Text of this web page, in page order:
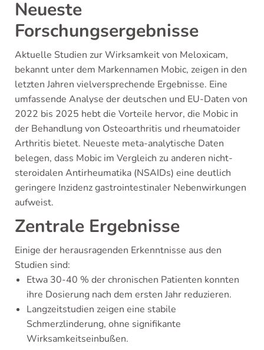
Neueste
Forschungsergebnisse
Aktuelle Studien zur Wirksamkeit von Meloxicam,
bekannt unter dem Markennamen Mobic, zeigen in den
letzten Jahren vielversprechende Ergebnisse. Eine
umfassende Analyse der deutschen und EU-Daten von
2022 bis 2025 hebt die Vorteile hervor, die Mobic in
der Behandlung von Osteoarthritis und rheumatoider
Arthritis bietet. Neueste meta-analytische Daten
belegen, dass Mobic im Vergleich zu anderen nicht-
steroidalen Antirheumatika (NSAIDs) eine deutlich
geringere Inzidenz gastrointestinaler Nebenwirkungen
aufweist.
Zentrale Ergebnisse
Einige der herausragenden Erkenntnisse aus den
Studien sind:
Etwa 30-40 % der chronischen Patienten konnten
ihre Dosierung nach dem ersten Jahr reduzieren.
Langzeitstudien zeigen eine stabile
Schmerzlinderung, ohne signifikante
Wirksamkeitseinbußen.